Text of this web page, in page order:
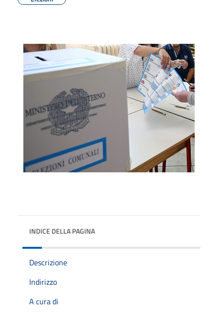
INDICE DELLA PAGINA
Descrizione
Indirizzo
A cura di